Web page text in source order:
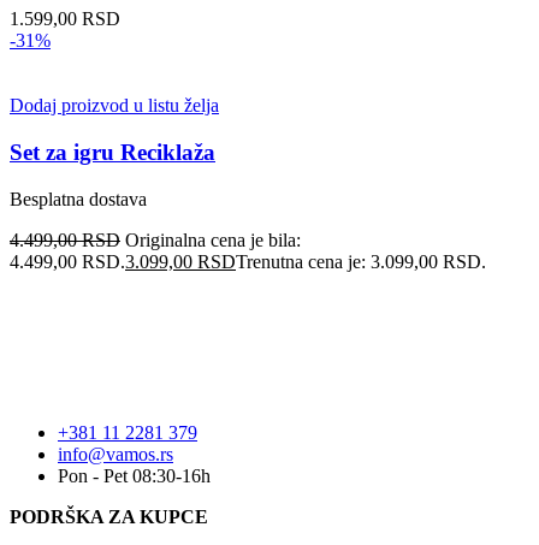
1.599,00 RSD
-31%
Dodaj proizvod u listu želja
Set za igru Reciklaža
Besplatna dostava
4.499,00RSD Originalna cena je bila:
4.499,00 RSD.3.099,00 RSDTrenutna cena je: 3.099,00 RSD.
+381 11 2281 379
info@vamos.rs
Pon - Pet 08:30-16h
PODRŠKA ZA KUPCE